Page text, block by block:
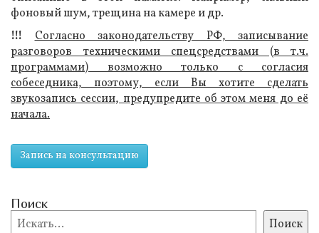
фоновый шум, трещина на камере и др.
!!!Согласно законодательству РФ, записывание
разговоров техническими спецсредствами (в т.ч.
программами) возможно только с согласия
собеседника, поэтому, если Вы хотите сделать
звукозапись сессии, предупредите об этом меня до её
начала.
Запись на консультацию
Поиск
Поиск Поиск